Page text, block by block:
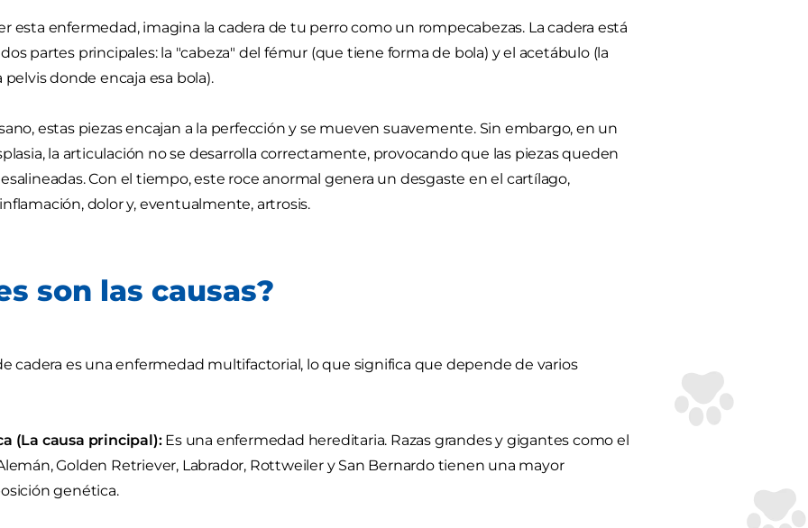
esta enfermedad, imagina la cadera de tu perro como un rompecabezas. La cadera está
partes principales: la "cabeza" del fémur (que tiene forma de bola) y el acetábulo (la
pelvis donde encaja esa bola).
estas piezas encajan a la perfección y se mueven suavemente. Sin embargo, en un
la articulación no se desarrolla correctamente, provocando que las piezas queden
Con el tiempo, este roce anormal genera un desgaste en el cartílago,
dolor y, eventualmente, artrosis.
son las causas?
cadera es una enfermedad multifactorial, lo que significa que depende de varios
(La causa principal):Es una enfermedad hereditaria. Razas grandes y gigantes como el
Golden Retriever, Labrador, Rottweiler y San Bernardo tienen una mayor
genética.